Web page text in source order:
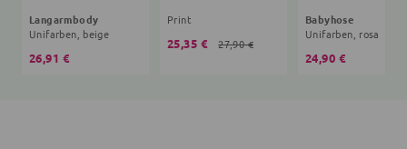
Langarmbody
Unifarben, beige
26,91 €
Print
25,35 € 27,90 €
Babyhose
Unifarben, rosa
24,90 €